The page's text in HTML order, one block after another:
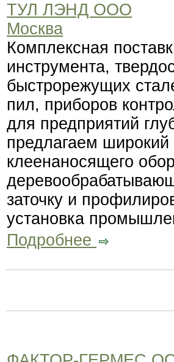
ТУЛ ЛЭНД ООО
Москва
Комплексная
инструмента,
быстрорежущих
пил, приборов
для предприятий
предлагаем
клеенаносящего
заточку и
установка
Подробнее